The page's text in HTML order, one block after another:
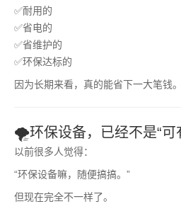
✅耐用的
✅省电的
✅省维护的
✅环保达标的
因为长期来看，真的能省下一大笔钱
🌪环保设备，已经不是“可
以前很多人觉得：
“环保设备嘛，随便搞搞。”
但现在完全不一样了。